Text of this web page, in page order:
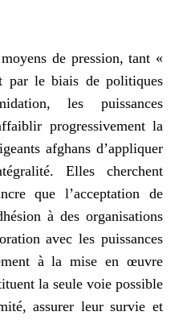
de pression, tant «
le biais de politiques
les puissances
progressivement la
afghans d’appliquer
Elles cherchent
que l’acceptation de
à des organisations
avec les puissances
à la mise en œuvre
la seule voie possible
assurer leur survie et